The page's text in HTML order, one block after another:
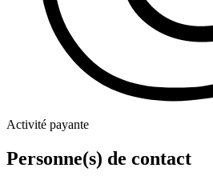
Activité payante
Personne(s) de contact